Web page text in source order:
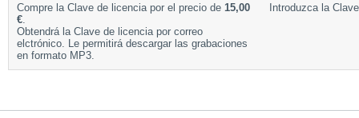
Compre la Clave de licencia por el precio de 15,00
€.
Obtendrá la Clave de licencia por correo
elctrónico. Le permitirá descargar las grabaciones
en formato MP3.
Introduzca la